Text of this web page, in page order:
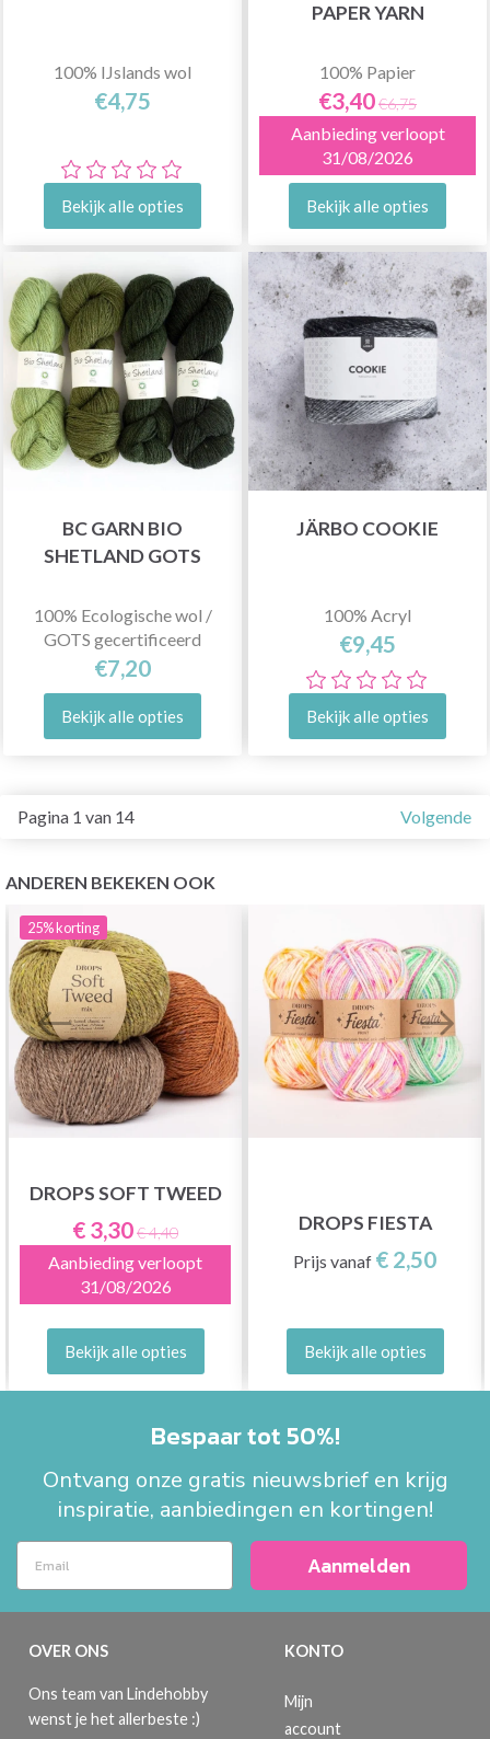
100% IJslands wol
€4,75
Bekijk alle opties
PAPER YARN
100% Papier
€3,40€6,75
Aanbieding verloopt
31/08/2026
Bekijk alle opties
BC GARN BIO
SHETLAND GOTS
100% Ecologische wol /
GOTS gecertificeerd
€7,20
Bekijk alle opties
JÄRBO COOKIE
100% Acryl
€9,45
Bekijk alle opties
Pagina 1 van 14 Volgende
ANDEREN BEKEKEN OOK
25%korting
DROPS SOFT TWEED
€ 3,30€ 4,40
Aanbieding verloopt
31/08/2026
Bekijk alle opties
DROPS FIESTA
Prijs vanaf € 2,50
Bekijk alle opties
Bespaar tot 50%!
Ontvang onze gratis nieuwsbrief en krijg
inspiratie, aanbiedingen en kortingen!
Aanmelden
OVER ONS
Ons team van Lindehobby
wenst je het allerbeste :)
KONTO
Mijn
account